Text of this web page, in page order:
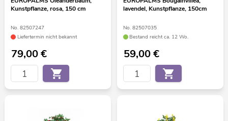
Kunstpflanze, rosa, 150 cm
No. 82507247
Liefertermin nicht bekannt
79,00€
lavendel, Kunstpflanze, 150cm
No. 82507035
Bestand reicht ca. 12 Wo.
59,00€